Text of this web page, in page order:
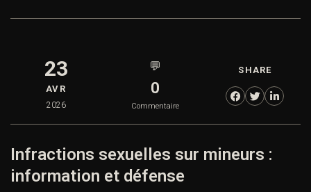
23
AVR
2026
💬
0
Commentaire
SHARE
Infractions sexuelles sur mineurs :
information et défense